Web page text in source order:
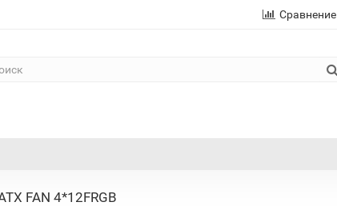
Сравнение
FAN 4*12FRGB